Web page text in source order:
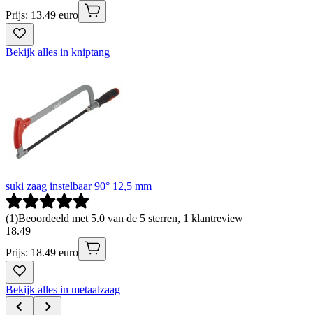
Prijs: 13.49 euro
Bekijk alles in kniptang
suki zaag instelbaar 90° 12,5 mm
(1)Beoordeeld met 5.0 van de 5 sterren, 1 klantreview
18.49
Prijs: 18.49 euro
Bekijk alles in metaalzaag